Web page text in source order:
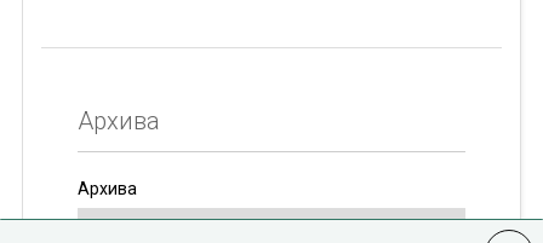
Архива
Архива